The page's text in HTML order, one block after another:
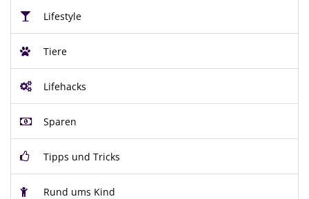
Lifestyle
Tiere
Lifehacks
Sparen
Tipps und Tricks
Rund ums Kind